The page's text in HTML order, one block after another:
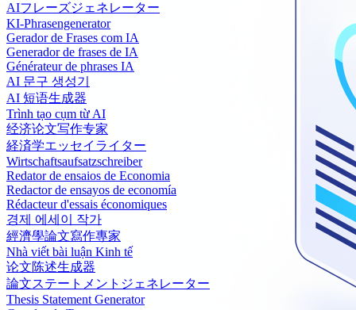
AIフレーズジェネレーター
KI-Phrasengenerator
Gerador de Frases com IA
Generador de frases de IA
Générateur de phrases IA
AI 문구 생성기
AI 短语生成器
Trình tạo cụm từ AI
经济论文写作专家
経済学エッセイライター
Wirtschaftsaufsatzschreiber
Redator de ensaios de Economia
Redactor de ensayos de economía
Rédacteur d'essais économiques
경제 에세이 작가
經濟學論文寫作專家
Nhà viết bài luận Kinh tế
论文陈述生成器
論文ステートメントジェネレーター
Thesis Statement Generator